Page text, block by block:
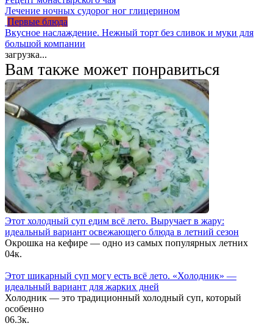
Лечение ночных судорог ног глицерином
Первые блюда
Вкусное наслаждение. Нежный торт без сливок и муки для
большой компании
загрузка...
Вам также может понравиться
Этот холодный суп едим всё лето. Выручает в жару:
идеальный вариант освежающего блюда в летний сезон
Окрошка на кефире — одно из самых популярных летних
04к.
Этот шикарный суп могу есть всё лето. «Холодник» —
идеальный вариант для жарких дней
Холодник — это традиционный холодный суп, который
особенно
06.3к.